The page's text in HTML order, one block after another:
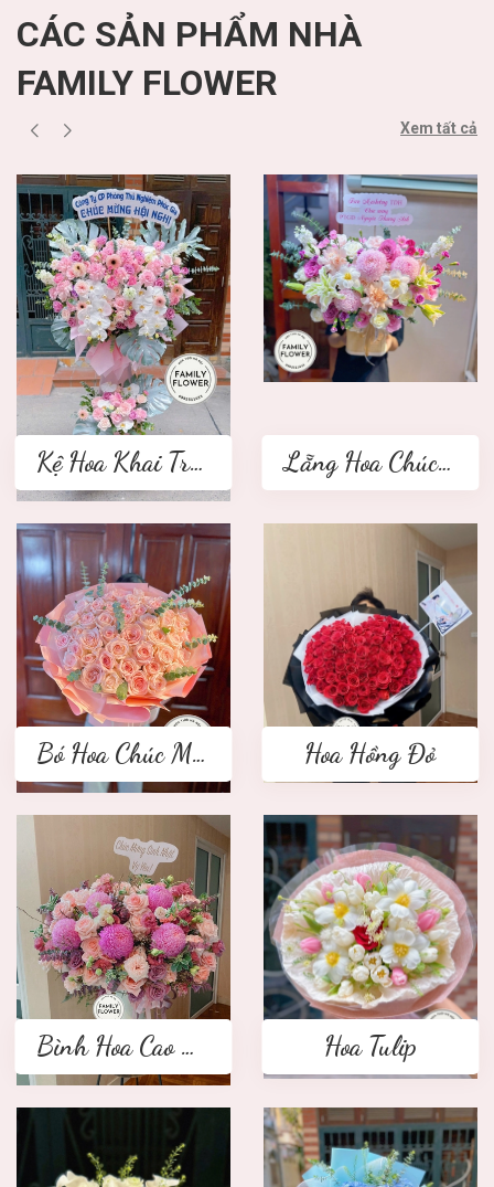
CÁC SẢN PHẨM NHÀ
FAMILY FLOWER
Xem tất cả
Kệ Hoa Khai Trương 2 tầng Lẵng Hoa Chúc Mừng
Bó Hoa Chúc Mừng Hoa Hồng Đỏ
Bình Hoa Cao Cấp Hoa Tulip